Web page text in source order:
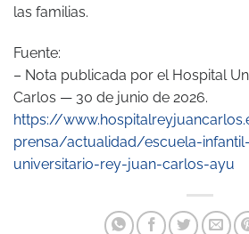
las familias.
Fuente:
– Nota publicada por el Hospital
Carlos — 30 de junio de 2026.
https://
prensa/actualidad/escuela-
universitario-rey-juan-carlos-ayu